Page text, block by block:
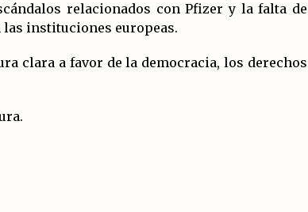
relacionados con Pfizer y la falta de
instituciones europeas.
clara a favor de la democracia, los derechos